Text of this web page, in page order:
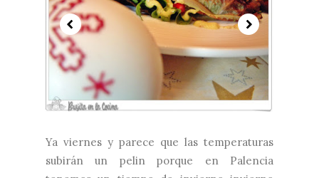
Ya viernes y parece que las temperaturas
subirán un pelin porque en Palencia